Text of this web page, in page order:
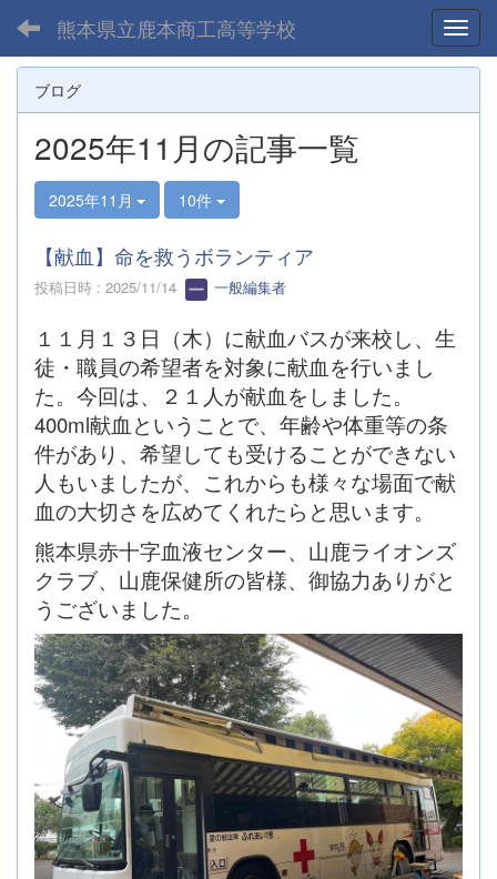
熊本県立鹿本商工高等学校
ブログ
2025年11月の記事一覧
2025年11月 10件
【献血】命を救うボランティア
投稿日時 : 2025/11/14 一般編集者
１１月１３日（木）に献血バスが来校し、生
徒・職員の希望者を対象に献血を行いまし
た。今回は、２１人が献血をしました。
400ml献血ということで、年齢や体重等の条
件があり、希望しても受けることができない
人もいましたが、これからも様々な場面で献
血の大切さを広めてくれたらと思います。
熊本県赤十字血液センター、山鹿ライオンズ
クラブ、山鹿保健所の皆様、御協力ありがと
うございました。